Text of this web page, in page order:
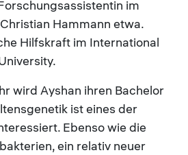
im
Hammann etwa.
Hilfskraft im International
wird Ayshan ihren Bachelor
ist eines der
Ebenso wie die
ein relativ neuer